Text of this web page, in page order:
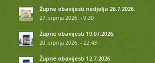
Župne obavijesti nedjelja 26.7.2026.
27. srpnja 2026. - 9:30
Župne obavijesti 19.07.2026.
20. srpnja 2026. - 22:43
Župne obavijesti 12.7.2026.